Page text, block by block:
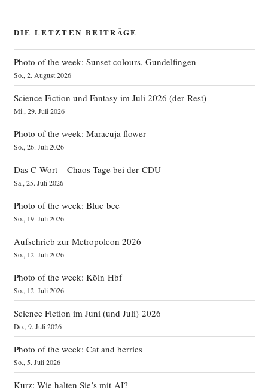
DIE LETZTEN BEITRÄGE
Photo of the week: Sunset colours, Gundelfingen
So., 2. August 2026
Science Fiction und Fantasy im Juli 2026 (der Rest)
Mi., 29. Juli 2026
Photo of the week: Maracuja flower
So., 26. Juli 2026
Das C‑Wort – Chaos-Tage bei der CDU
Sa., 25. Juli 2026
Photo of the week: Blue bee
So., 19. Juli 2026
Aufschrieb zur Metropolcon 2026
So., 12. Juli 2026
Photo of the week: Köln Hbf
So., 12. Juli 2026
Science Fiction im Juni (und Juli) 2026
Do., 9. Juli 2026
Photo of the week: Cat and berries
So., 5. Juli 2026
Kurz: Wie halten Sie’s mit AI?